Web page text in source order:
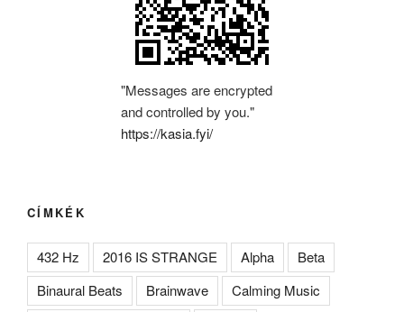
"Messages are encrypted
and controlled by you."
https://kasia.fyi/
CÍMKÉK
432 Hz 2016 IS STRANGE Alpha
Beta
Binaural Beats
Brainwave
Calming Music